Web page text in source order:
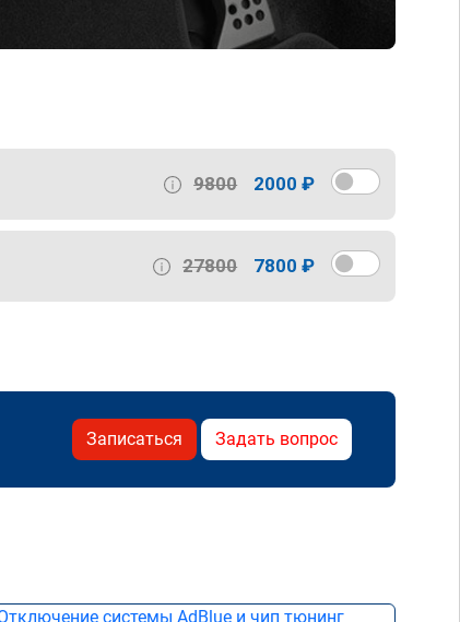
9800 2000 ₽
27800 7800 ₽
Записаться Задать вопрос